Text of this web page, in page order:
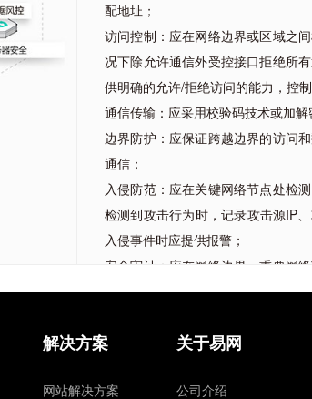
配地址；
访问控制：应在网络边界或区域之
况下除允许通信外受控接口拒绝所
供明确的允许/拒绝访问的能力，控制
通信传输：应采用校验码技术或加
边界防护：应保证跨越边界的访问
通信；
入侵防范：应在关键网络节点处检
检测到攻击行为时，记录攻击源IP
入侵事件时应提供报警；
安全审计：应在网络边界、重要网
重要的用户行为和重要安全事件进
条款解读：
2. 在内外网的安全域边界设置访问
解决方案
网站解决方案
关于易网
公司介绍